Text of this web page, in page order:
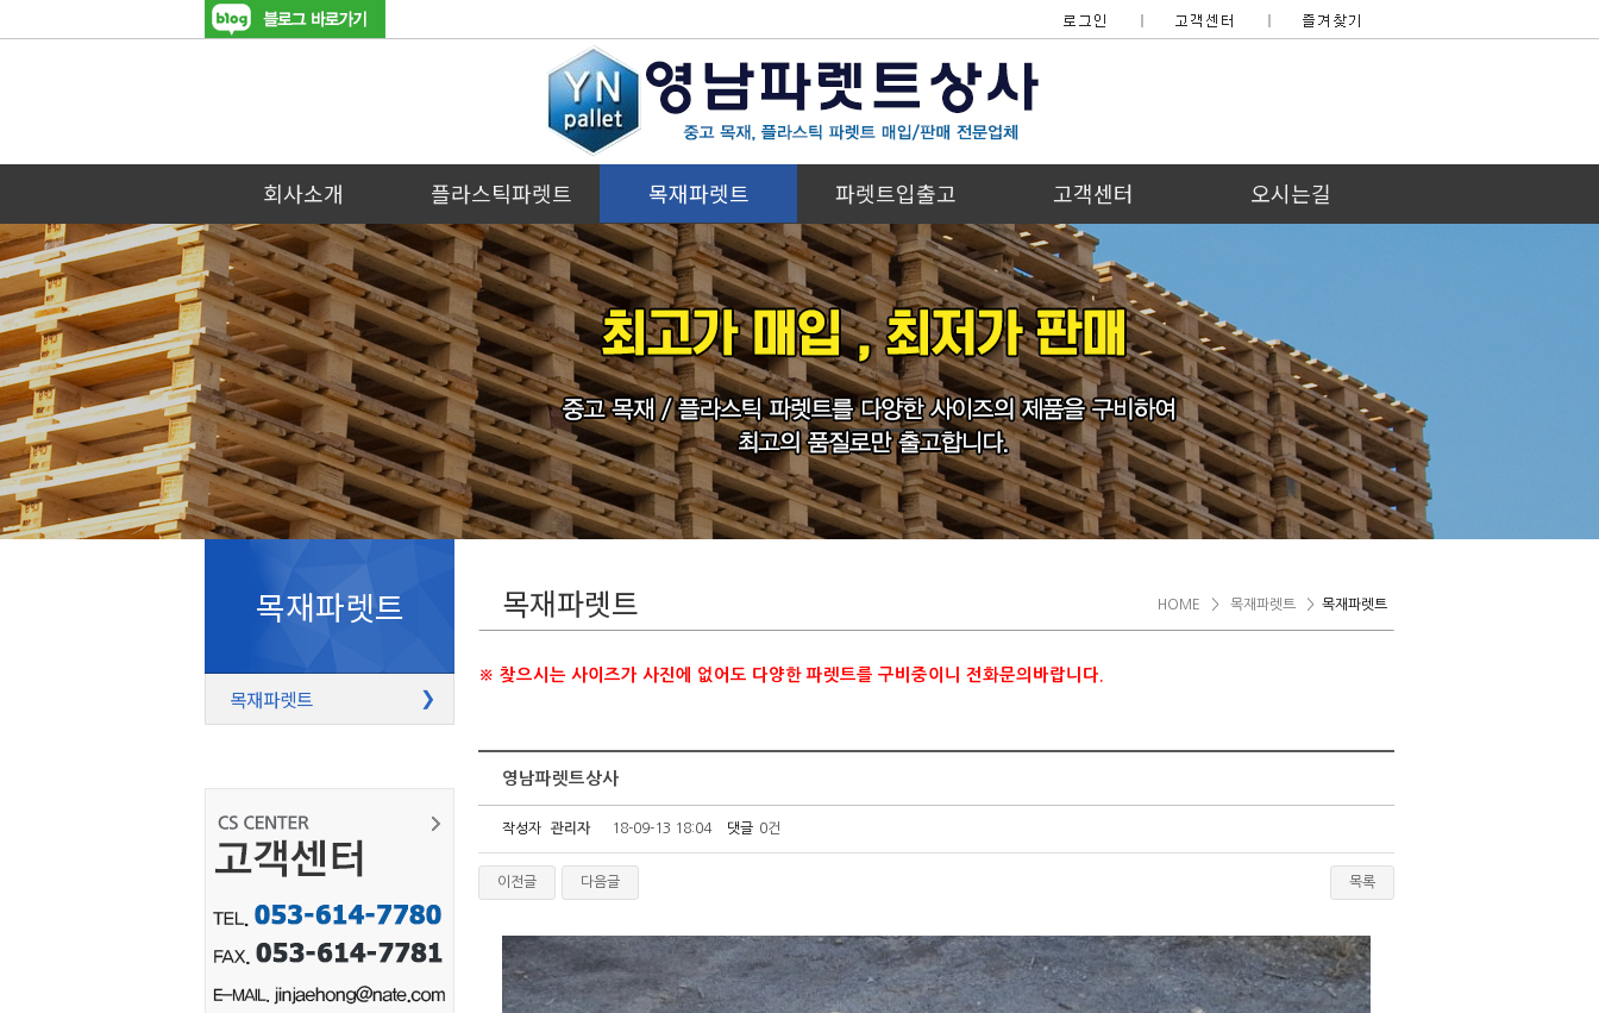
회사소개 플라스틱파렛트 목재파렛트 파렛트입출고 고객센터 오시는길
목재파렛트
목재파렛트 ❯
목재파렛트 HOME > 목재파렛트 > 목재파렛트
※ 찾으시는 사이즈가 사진에 없어도 다양한 파렛트를 구비중이니 전화문의바랍니다.
영남파렛트상사
작성자 관리자 18-09-13 18:04 댓글 0건
이전글 다음글 목록